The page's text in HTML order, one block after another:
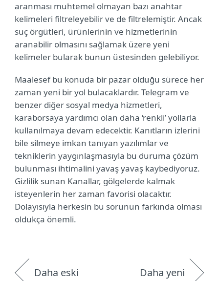
aranması muhtemel olmayan bazı anahtar
kelimeleri filtreleyebilir ve de filtrelemiştir. Ancak
suç örgütleri, ürünlerinin ve hizmetlerinin
aranabilir olmasını sağlamak üzere yeni
kelimeler bularak bunun üstesinden gelebiliyor.
Maalesef bu konuda bir pazar olduğu sürece her
zaman yeni bir yol bulacaklardır. Telegram ve
benzer diğer sosyal medya hizmetleri,
karaborsaya yardımcı olan daha ‘renkli’ yollarla
kullanılmaya devam edecektir. Kanıtların izlerini
bile silmeye imkan tanıyan yazılımlar ve
tekniklerin yaygınlaşmasıyla bu duruma çözüm
bulunması ihtimalini yavaş yavaş kaybediyoruz.
Gizlilik sunan Kanallar, gölgelerde kalmak
isteyenlerin her zaman favorisi olacaktır.
Dolayısıyla herkesin bu sorunun farkında olması
oldukça önemli.
Daha eski Daha yeni